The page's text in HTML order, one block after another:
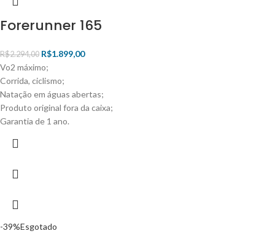
Forerunner 165
R$2.294,00 R$1.899,00
Vo2 máximo;
Corrida, ciclismo;
Natação em águas abertas;
Produto original fora da caixa;
Garantia de 1 ano.
-39%Esgotado